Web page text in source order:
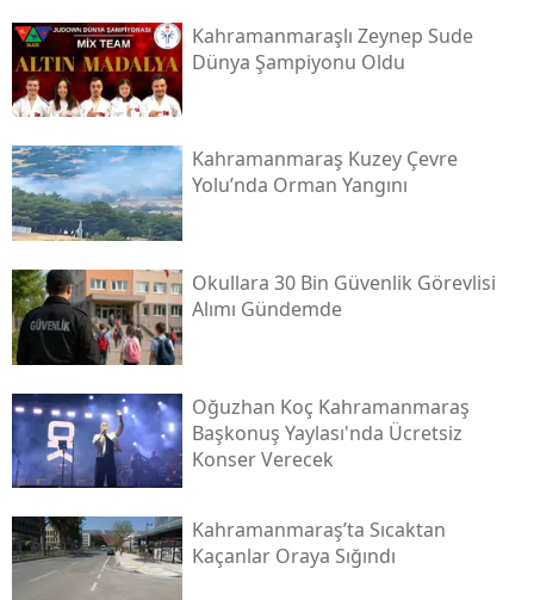
Kahramanmaraşlı Zeynep Sude
Dünya Şampiyonu Oldu
Kahramanmaraş Kuzey Çevre
Yolu’nda Orman Yangını
Okullara 30 Bin Güvenlik Görevlisi
Alımı Gündemde
Oğuzhan Koç Kahramanmaraş
Başkonuş Yaylası'nda Ücretsiz
Konser Verecek
Kahramanmaraş’ta Sıcaktan
Kaçanlar Oraya Sığındı